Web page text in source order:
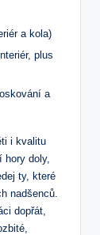
a kola)
plus
a
i kvalitu
doly,
ty, které
nadšenců.
dopřát,